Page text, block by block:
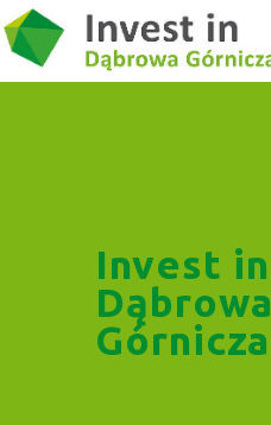
Invest in
Dąbrowa
Górnicza